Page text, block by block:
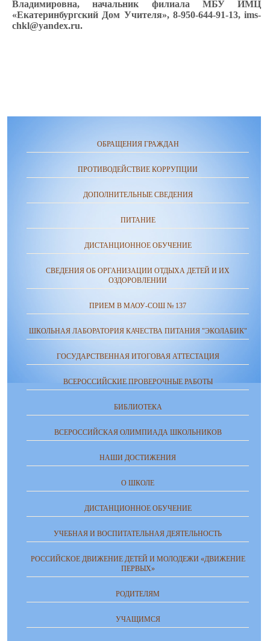
Владимировна, начальник филиала МБУ ИМЦ
«Екатеринбургский Дом Учителя», 8-950-644-91-13, ims-
chkl@yandex.ru.
ОБРАЩЕНИЯ ГРАЖДАН
ПРОТИВОДЕЙСТВИЕ КОРРУПЦИИ
ДОПОЛНИТЕЛЬНЫЕ СВЕДЕНИЯ
ПИТАНИЕ
ДИСТАНЦИОННОЕ ОБУЧЕНИЕ
СВЕДЕНИЯ ОБ ОРГАНИЗАЦИИ ОТДЫХА ДЕТЕЙ И ИХ
ОЗДОРОВЛЕНИИ
ПРИЕМ В МАОУ-СОШ № 137
ШКОЛЬНАЯ ЛАБОРАТОРИЯ КАЧЕСТВА ПИТАНИЯ "ЭКОЛАБИК"
ГОСУДАРСТВЕННАЯ ИТОГОВАЯ АТТЕСТАЦИЯ
ВСЕРОССИЙСКИЕ ПРОВЕРОЧНЫЕ РАБОТЫ
БИБЛИОТЕКА
ВСЕРОССИЙСКАЯ ОЛИМПИАДА ШКОЛЬНИКОВ
НАШИ ДОСТИЖЕНИЯ
О ШКОЛЕ
ДИСТАНЦИОННОЕ ОБУЧЕНИЕ
УЧЕБНАЯ И ВОСПИТАТЕЛЬНАЯ ДЕЯТЕЛЬНОСТЬ
РОССИЙСКОЕ ДВИЖЕНИЕ ДЕТЕЙ И МОЛОДЕЖИ «ДВИЖЕНИЕ
ПЕРВЫХ»
РОДИТЕЛЯМ
УЧАЩИМСЯ